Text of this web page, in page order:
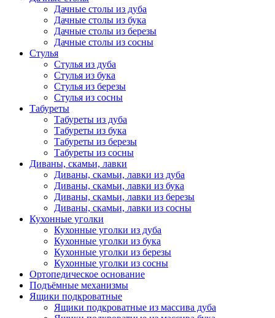
Дачные столы из дуба
Дачные столы из бука
Дачные столы из березы
Дачные столы из сосны
Стулья
Стулья из дуба
Стулья из бука
Стулья из березы
Стулья из сосны
Табуреты
Табуреты из дуба
Табуреты из бука
Табуреты из березы
Табуреты из сосны
Диваны, скамьи, лавки
Диваны, скамьи, лавки из дуба
Диваны, скамьи, лавки из бука
Диваны, скамьи, лавки из березы
Диваны, скамьи, лавки из сосны
Кухонные уголки
Кухонные уголки из дуба
Кухонные уголки из бука
Кухонные уголки из березы
Кухонные уголки из сосны
Ортопедическое основание
Подъёмные механизмы
Ящики подкроватные
Ящики подкроватные из массива дуба